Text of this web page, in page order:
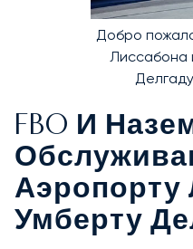
Добро
Лиссабона
FBO И
Аэропорту
Умберту